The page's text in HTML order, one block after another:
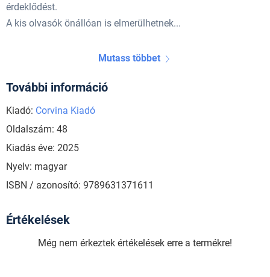
érdeklődést.
A kis olvasók önállóan is elmerülhetnek...
Mutass többet
További információ
Kiadó: Corvina Kiadó
Oldalszám: 48
Kiadás éve: 2025
Nyelv: magyar
ISBN / azonosító: 9789631371611
Értékelések
Még nem érkeztek értékelések erre a termékre!